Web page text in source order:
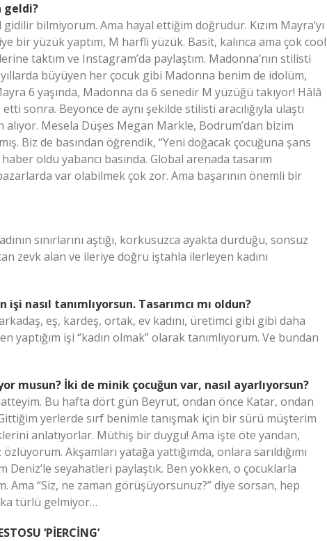
geldi?
bilmiyorum. Ama hayal ettiğim doğrudur. Kızım Mayra’yı
bir yüzük yaptım, M harfli yüzük. Basit, kalınca ama çok cool
taktım ve Instagram’da paylaştım. Madonna’nın stilisti
büyüyen her çocuk gibi Madonna benim de idolüm,
6 yaşında, Madonna da 6 senedir M yüzüğü takıyor! Hâlâ
sonra. Beyonce de aynı şekilde stilisti aracılığıyla ulaştı
alıyor. Mesela Düşes Megan Markle, Bodrum’dan bizim
Biz de basından öğrendik, “Yeni doğacak çocuğuna şans
oldu yabancı basında. Global arenada tasarım
var olabilmek çok zor. Ama başarının önemli bir
sınırlarını aştığı, korkusuzca ayakta durduğu, sonsuz
zevk alan ve ileriye doğru iştahla ilerleyen kadını
işi nasıl tanımlıyorsun. Tasarımcı mı oldun?
eş, kardeş, ortak, ev kadını, üretimci gibi gibi daha
yaptığım işi “kadın olmak” olarak tanımlıyorum. Ve bundan
musun? İki de minik çocuğun var, nasıl ayarlıyorsun?
Bu hafta dört gün Beyrut, ondan önce Katar, ondan
yerlerde sırf benimle tanışmak için bir sürü müşterim
anlatıyorlar. Müthiş bir duygu! Ama işte öte yandan,
Akşamları yatağa yattığımda, onlara sarıldığımı
Deniz’le seyahatleri paylaştık. Ben yokken, o çocuklarla
Ama “Siz, ne zaman görüşüyorsunuz?” diye sorsan, hep
türlü gelmiyor…
‘PİERCİNG’